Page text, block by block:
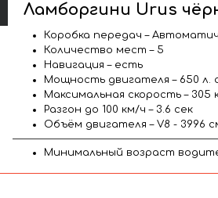
Ламборгини Urus
Коробка передач –
Количество мест – 5
Навигация – есть
Мощность двигателя – 650 л.
Максимальная скорость – 305
Разгон до 100 км/ч – 3.6 сек
Объём двигателя – V8 - 3996
Минимальный возраст